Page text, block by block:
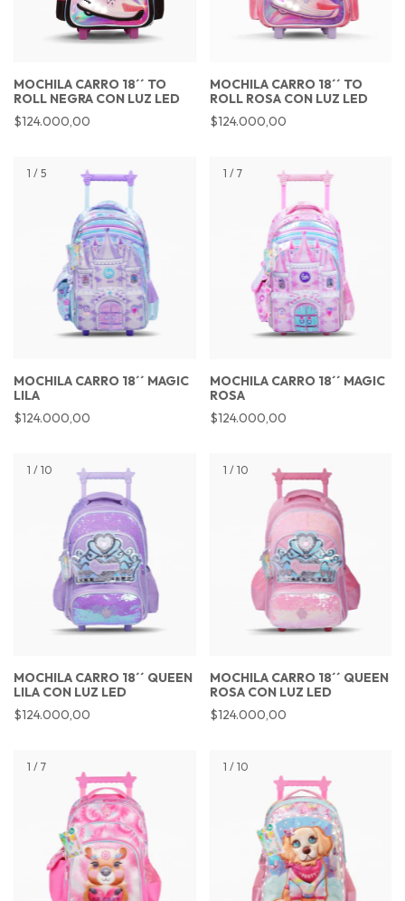
MOCHILA CARRO 18´´ TO
ROLL NEGRA CON LUZ LED
$124.000,00
MOCHILA CARRO 18´´ TO
ROLL ROSA CON LUZ LED
$124.000,00
1 / 5
MOCHILA CARRO 18´´ MAGIC
LILA
$124.000,00
1 / 7
MOCHILA CARRO 18´´ MAGIC
ROSA
$124.000,00
1 / 10
MOCHILA CARRO 18´´ QUEEN
LILA CON LUZ LED
$124.000,00
1 / 10
MOCHILA CARRO 18´´ QUEEN
ROSA CON LUZ LED
$124.000,00
1 / 7 1 / 10